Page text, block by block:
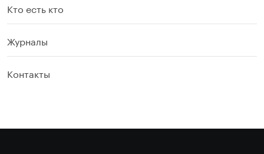
Кто есть кто
Журналы
Контакты